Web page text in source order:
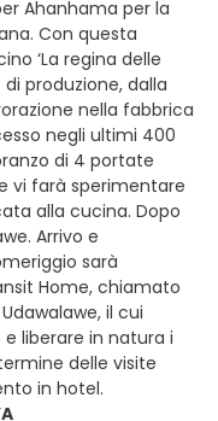
Ahanhama per la
Con questa
‘La regina delle
produzione, dalla
nella fabbrica
negli ultimi 400
di 4 portate
vi farà sperimentare
alla cucina. Dopo
Arrivo e
sarà
Home, chiamato
il cui
liberare in natura i
delle visite
in hotel.